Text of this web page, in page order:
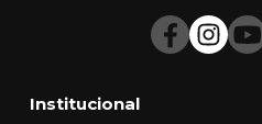
Institucional